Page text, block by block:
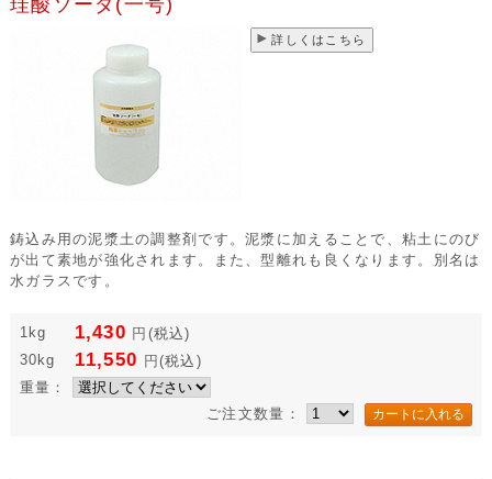
詳しくはこちら
鋳込み用の泥漿土の調整剤です。泥漿に加えることで、粘土にのび
が出て素地が強化されます。また、型離れも良くなります。別名は
水ガラスです。
1kg 1,430 円 (税込)
30kg
11,550 円 (税込)
重量：
ご注文数量：